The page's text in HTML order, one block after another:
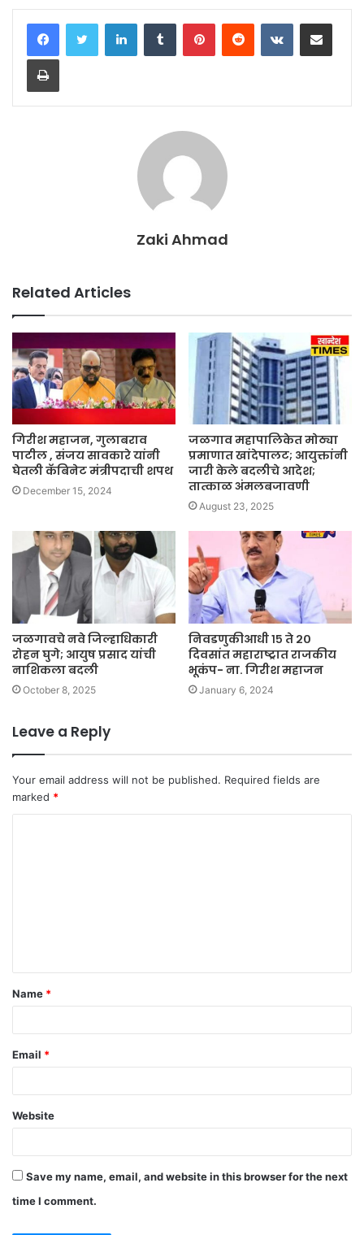
LinkedInTumblr PinterestReddit VKontakteShare via Email
Print
Zaki Ahmad
Related Articles
गिरीश महाजन, गुलाबराव
पाटील , संजय सावकारे यांनी
घेतली कॅबिनेट मंत्रीपदाची शपथ
December 15, 2024
जळगाव महापालिकेत मोठ्या
प्रमाणात खांदेपालट; आयुक्तांनी
जारी केले बदलीचे आदेश;
तात्काळ अंमलबजावणी
August 23, 2025
जळगावचे नवे जिल्हाधिकारी
रोहन घुगे; आयुष प्रसाद यांची
नाशिकला बदली
October 8, 2025
निवडणुकीआधी १५ ते २०
दिवसांत महाराष्ट्रात राजकीय
भूकंप- ना. गिरीश महाजन
January 6, 2024
Leave a Reply
Your email address will not be published. Required fields are
marked *
t
*
Name *
Email *
Website
Save my name, email, and website in this browser for the next
time I comment.